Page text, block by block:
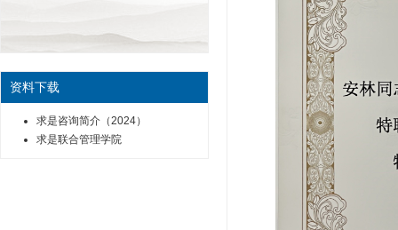
资料下载
求是咨询简介（2024）
求是联合管理学院